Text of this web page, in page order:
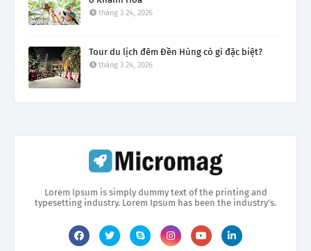
tháng 3 24, 2026
Tour du lịch đêm Đền Hùng có gì đặc biệt?
tháng 3 24, 2026
Lorem Ipsum is simply dummy text of the printing and
typesetting industry. Lorem Ipsum has been the industry's.